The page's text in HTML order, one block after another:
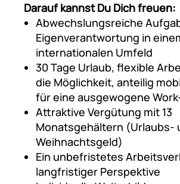
Darauf kannst Du Dich freuen:
Abwechslungsreiche
Eigenverantwortung in
internationalen Umfeld
30 Tage Urlaub, flexible
die Möglichkeit, anteilig
für eine ausgewogene
Attraktive Vergütung mit 13
Monatsgehältern (Urlaubs-
Weihnachtsgeld)
Ein unbefristetes
langfristiger Perspektive